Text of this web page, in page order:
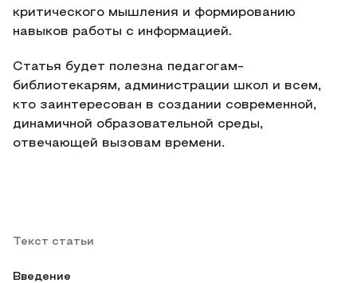
критического мышления и формированию
навыков работы с информацией.
Статья будет полезна педагогам-
библиотекарям, администрации школ и всем,
кто заинтересован в создании современной,
динамичной образовательной среды,
отвечающей вызовам времени.
Текст статьи
Введение